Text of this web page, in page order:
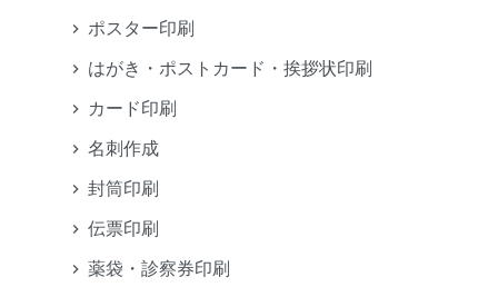
ポスター印刷
はがき・ポストカード・挨拶状印刷
カード印刷
名刺作成
封筒印刷
伝票印刷
薬袋・診察券印刷